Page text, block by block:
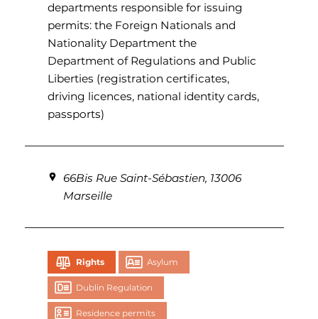
departments responsible for issuing
permits: the Foreign Nationals and
Nationality Department the
Department of Regulations and Public
Liberties (registration certificates,
driving licences, national identity cards,
passports)
66Bis Rue Saint-Sébastien, 13006
Marseille
Rights Asylum
Dublin Regulation
Residence permits